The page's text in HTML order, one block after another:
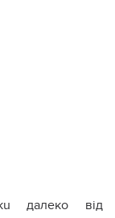
далеко від